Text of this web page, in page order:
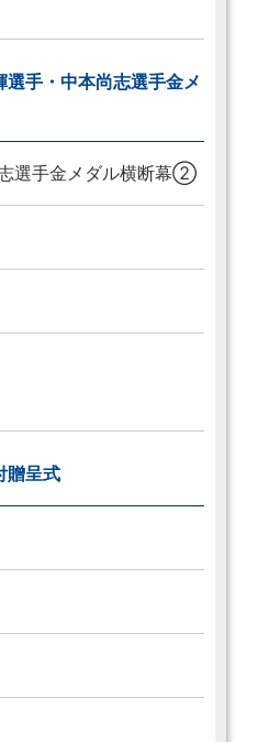
選手・中本尚志選手金メ
選手金メダル横断幕②
贈呈式